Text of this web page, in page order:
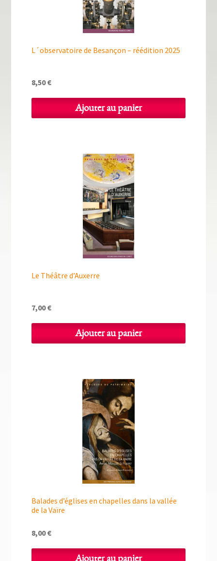
L´observatoire de Besançon – réédition 2025
8,50€
Ajouter au panier
Le Théâtre d’Auxerre
7,00€
Ajouter au panier
Balades d’églises en chapelles dans la vallée
de la Vaïre
8,00€
Ajouter au panier